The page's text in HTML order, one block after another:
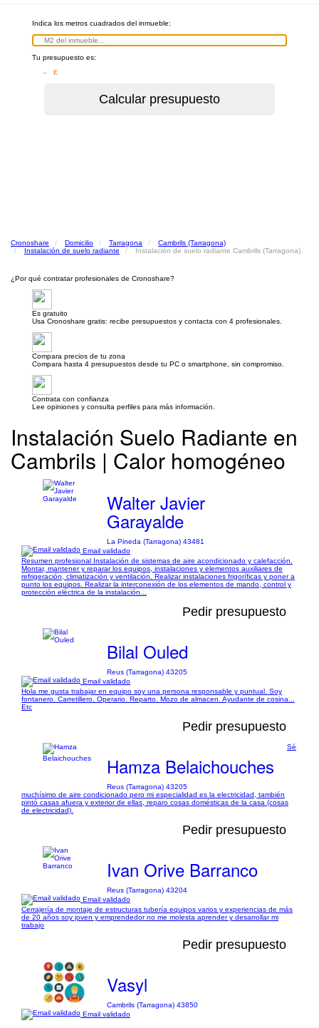
Indica los metros cuadrados del inmueble:
Tu presupuesto es:
– €
Cronoshare Domicilio Tarragona
Cambrils (Tarragona)
Instalación de suelo radiante
Instalación de suelo radiante Cambrils (Tarragona)
¿Por qué contratar profesionales de Cronoshare?
Es gratuito
Usa Cronoshare gratis: recibe presupuestos y contacta con 4 profesionales.
Compara precios de tu zona
Compara hasta 4 presupuestos desde tu PC o smartphone, sin compromiso.
Contrata con confianza
Lee opiniones y consulta perfiles para más información.
Instalación Suelo Radiante en
Cambrils | Calor homogéneo
Walter Javier
Garayalde
La Pineda (Tarragona) 43481
Email validado
Resumen profesional Instalación de sistemas de aire acondicionado y calefacción.
Montar, mantener y reparar los equipos, instalaciones y elementos auxiliares de
refrigeración, climatización y ventilación. Realizar instalaciones frigoríficas y poner a
punto los equipos. Realizar la interconexión de los elementos de mando, control y
protección eléctrica de la instalación...
Pedir presupuesto
Bilal Ouled
Reus (Tarragona) 43205
Email validado
Hola me gusta trabajar en equipo soy una persona responsable y puntual. Soy
fontanero. Carretillero. Operario. Reparto. Mozo de almacen. Ayudante de cosina...
Etc
Pedir presupuesto
Hamza Belaichouches
Reus (Tarragona) 43205
Sé
muchísimo de aire condicionado pero mi especialidad es la electricidad, también
pintó casas afuera y exterior de ellas, reparo cosas domésticas de la casa (cosas
de electricidad).
Pedir presupuesto
Ivan Orive Barranco
Reus (Tarragona) 43204
Email validado
Cerrajería de montaje de estructuras tubería equipos varios y experiencias de más
de 20 años soy joven y emprendedor no me molesta aprender y desarrollar mi
trabajo
Pedir presupuesto
Vasyl
Cambrils (Tarragona) 43850
Email validado